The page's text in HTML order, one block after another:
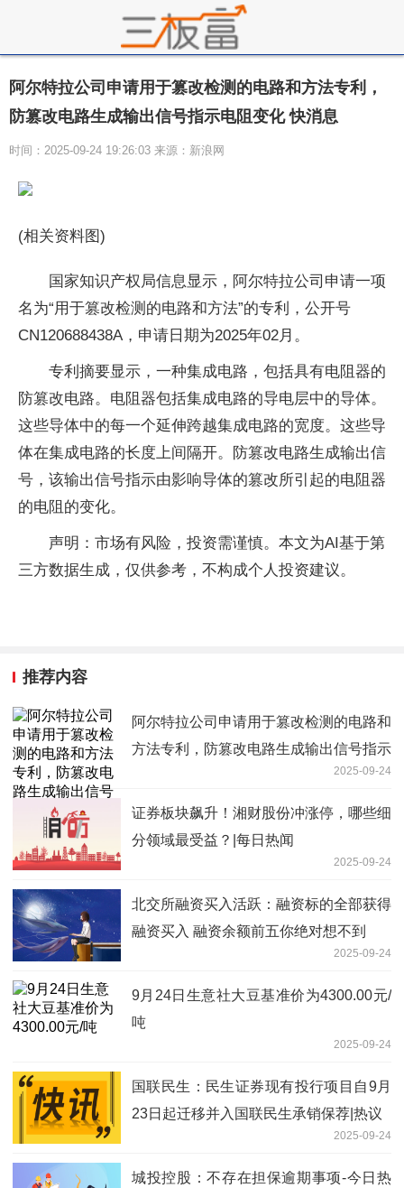
阿尔特拉公司申请用于篡改检测的电路和方法专利，
防篡改电路生成输出信号指示电阻变化 快消息
时间：2025-09-24 19:26:03 来源：新浪网
(相关资料图)
国家知识产权局信息显示，阿尔特拉公司申请一项
名为“用于篡改检测的电路和方法”的专利，公开号
CN120688438A，申请日期为2025年02月。
专利摘要显示，一种集成电路，包括具有电阻器的
防篡改电路。电阻器包括集成电路的导电层中的导体。
这些导体中的每一个延伸跨越集成电路的宽度。这些导
体在集成电路的长度上间隔开。防篡改电路生成输出信
号，该输出信号指示由影响导体的篡改所引起的电阻器
的电阻的变化。
声明：市场有风险，投资需谨慎。本文为AI基于第
三方数据生成，仅供参考，不构成个人投资建议。
推荐内容
阿尔特拉公司申请用于篡改检测的电路和
方法专利，防篡改电路生成输出信号指示
2025-09-24
证券板块飙升！湘财股份冲涨停，哪些细
分领域最受益？|每日热闻
2025-09-24
北交所融资买入活跃：融资标的全部获得
融资买入 融资余额前五你绝对想不到
2025-09-24
9月24日生意社大豆基准价为4300.00元/
吨
2025-09-24
国联民生：民生证券现有投行项目自9月
23日起迁移并入国联民生承销保荐|热议
2025-09-24
城投控股：不存在担保逾期事项-今日热